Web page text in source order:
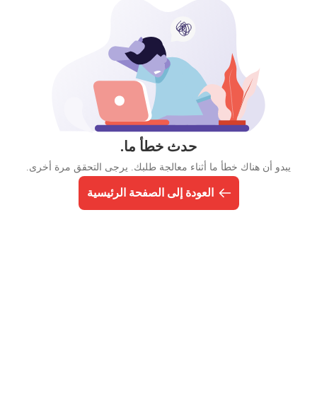
حدث خطأ ما.
يبدو أن هناك خطأ ما أثناء معالجة طلبك. يرجى التحقق مرة أخرى.
العودة إلى الصفحة الرئيسية